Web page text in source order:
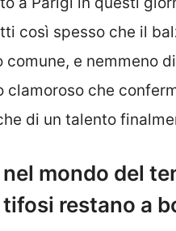
così spesso che il
comune, e nemmeno
clamoroso che
di un talento
mondo del
restano a